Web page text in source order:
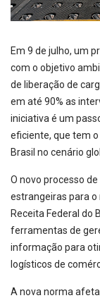
Em 9 de julho, um
com o objetivo
de liberação de
em até 90% as
iniciativa é um
eficiente, que tem
Brasil no cenário
O novo processo
estrangeiras para o
Receita Federal do
ferramentas de
informação para
logísticos de
A nova norma